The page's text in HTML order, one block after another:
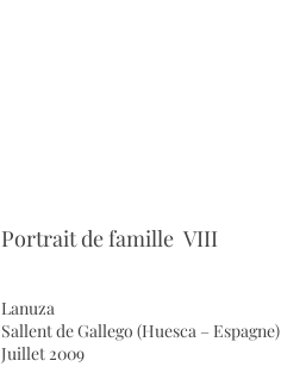
Portrait de famille VIII
Lanuza
Sallent de Gallego (Huesca – Espagne)
Juillet 2009